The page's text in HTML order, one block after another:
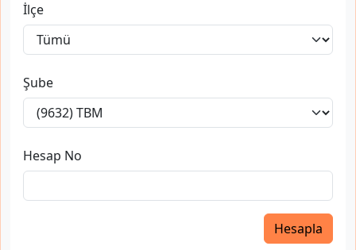
İlçe
Şube
Hesap No
Hesapla